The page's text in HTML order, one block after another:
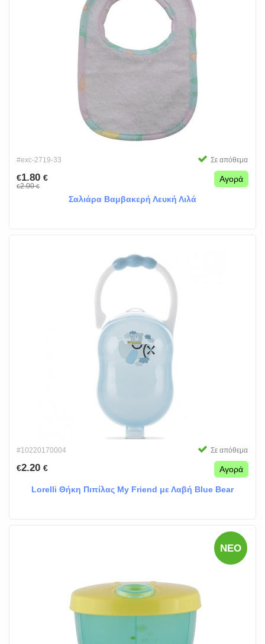
#exc-2719-33 Σε απόθεμα
€1.80 €
€2.00€
Αγορά
Σαλιάρα Βαμβακερή Λευκή Λιλά
#10220170004 Σε απόθεμα
€2.20 € Αγορά
Lorelli Θήκη Πιπίλας My Friend με Λαβή Blue Bear
ΝΈΟ